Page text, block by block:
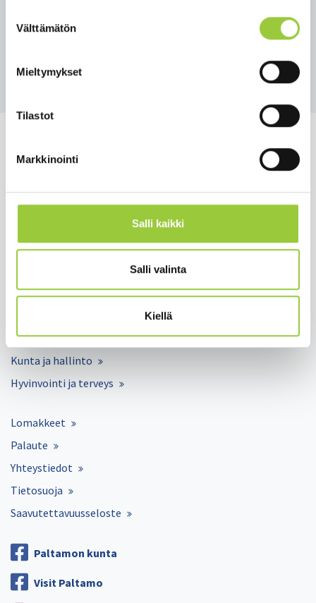
valinta
Välttämätön
Mieltymykset
Tilastot
Markkinointi
Salli kaikki
Salli valinta
Kiellä
Hätätilanteessa tulee soittaa hätänumeroon
112
Takaisin uutisiin
Salmelankuja 1, 88300 Paltamo
Varhaiskasvatus ja opetus
Työ ja elinkeinot
Kunta ja hallinto
Hyvinvointi ja terveys
Lomakkeet
Palaute
Yhteystiedot
Tietosuoja
Saavutettavuusseloste
Paltamon kunta
Visit Paltamo